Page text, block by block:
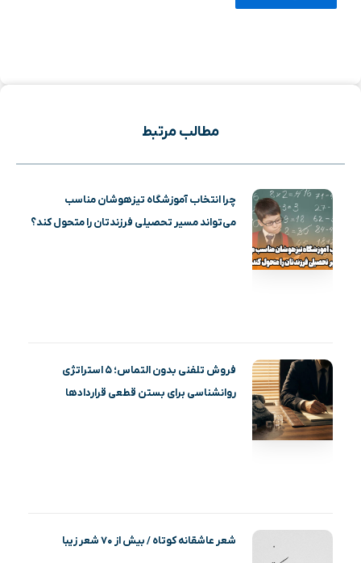
مطالب مرتبط
چرا انتخاب آموزشگاه تیزهوشان مناسب
می‌تواند مسیر تحصیلی فرزندتان را متحول کند؟
فروش تلفنی بدون التماس؛ ۵ استراتژی
روانشناسی برای بستن قطعی قراردادها
شعر عاشقانه کوتاه / بیش از ۷۰ شعر زیبا